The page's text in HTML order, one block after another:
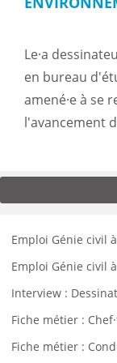
Le·a
en bureau
amené·e à se
l'avancement
Emploi Génie civil
Emploi Génie civil
Interview :
Fiche métier :
Fiche métier :